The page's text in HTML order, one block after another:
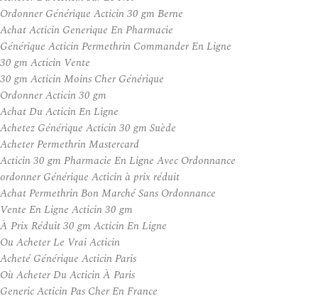
Ordonner Générique Acticin 30 gm Berne
Achat Acticin Generique En Pharmacie
Générique Acticin Permethrin Commander En Ligne
30 gm Acticin Vente
30 gm Acticin Moins Cher Générique
Ordonner Acticin 30 gm
Achat Du Acticin En Ligne
Achetez Générique Acticin 30 gm Suède
Acheter Permethrin Mastercard
Acticin 30 gm Pharmacie En Ligne Avec Ordonnance
ordonner Générique Acticin à prix réduit
Achat Permethrin Bon Marché Sans Ordonnance
Vente En Ligne Acticin 30 gm
À Prix Réduit 30 gm Acticin En Ligne
Ou Acheter Le Vrai Acticin
Acheté Générique Acticin Paris
Où Acheter Du Acticin À Paris
Generic Acticin Pas Cher En France